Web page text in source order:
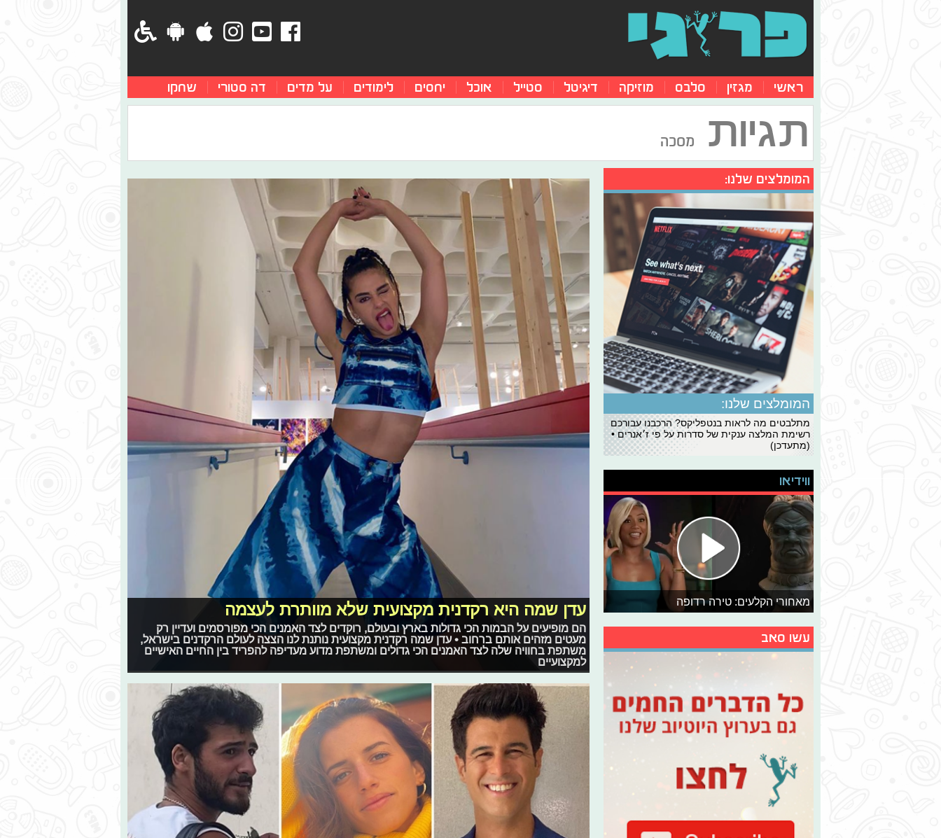
ראשי מגזין סלבס מוזיקה דיגיטל סטייל אוכל יחסים לימודים על מדים דה סטורי שחקו
תגיות מסכה
עדן שמה היא רקדנית מקצועית שלא מוותרת לעצמה
הם מופיעים על הבמות הכי גדולות בארץ ובעולם, רוקדים לצד האמנים הכי מפורסמים ועדיין רק
מעטים מזהים אותם ברחוב • עדן שמה רקדנית מקצועית נותנת לנו הצצה לעולם הרקדנים בישראל,
משתפת בחוויה שלה לצד האמנים הכי גדולים ומשתפת מדוע מעדיפה להפריד בין החיים האישיים
למקצועיים
המומלצים שלנו:
המומלצים שלנו:
מתלבטים מה לראות בנטפליקס? הרכבנו עבורכם
רשימת המלצה ענקית של סדרות על פי ז׳אנרים •
(מתעדכן)
ווידיאו
מאחורי הקלעים: טירה רדופה
עשו סאב